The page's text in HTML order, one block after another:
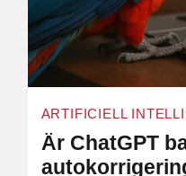
ARTIFICIELL
Är ChatGPT